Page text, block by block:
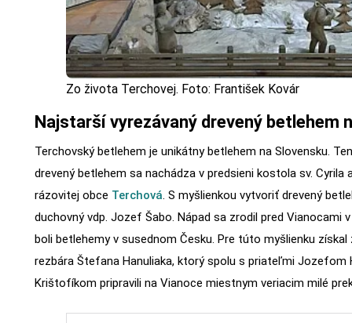
Zo života Terchovej. Foto: František Kovár
Najstarší vyrezávaný drevený betlehem
Terchovský betlehem je unikátny betlehem na Slovensku.
drevený betlehem sa nachádza v predsieni kostola sv. Cyrila
rázovitej obce Terchová. S myšlienkou vytvoriť drevený
duchovný vdp. Jozef Šabo. Nápad sa zrodil pred Vianocami
boli betlehemy v susednom Česku. Pre túto myšlienku získal
rezbára Štefana Hanuliaka, ktorý spolu s priateľmi Jozefom
Krištofíkom pripravili na Vianoce miestnym veriacim milé